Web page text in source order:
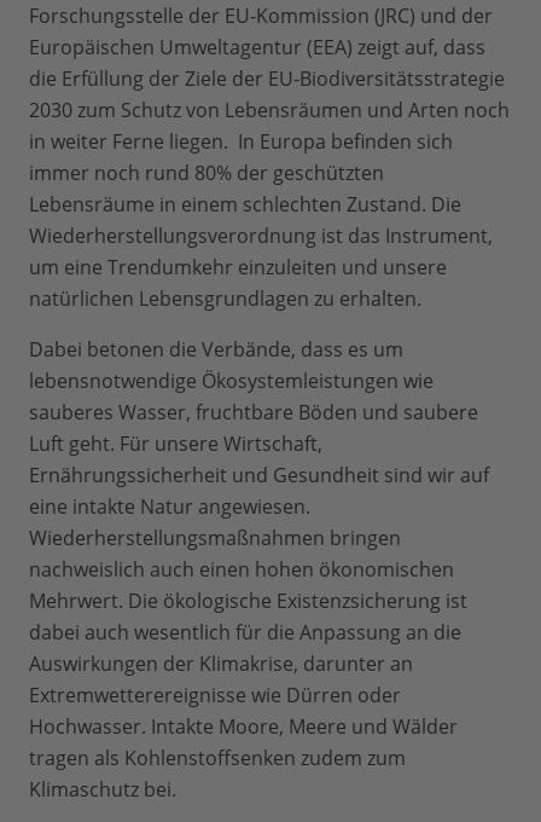
Forschungsstelle der EU-Kommission (JRC) und der
Europäischen Umweltagentur (EEA) zeigt auf, dass
die Erfüllung der Ziele der EU-Biodiversitätsstrategie
2030 zum Schutz von Lebensräumen und Arten noch
in weiter Ferne liegen. In Europa befinden sich
immer noch rund 80% der geschützten
Lebensräume in einem schlechten Zustand. Die
Wiederherstellungsverordnung ist das Instrument,
um eine Trendumkehr einzuleiten und unsere
natürlichen Lebensgrundlagen zu erhalten.
Dabei betonen die Verbände, dass es um
lebensnotwendige Ökosystemleistungen wie
sauberes Wasser, fruchtbare Böden und saubere
Luft geht. Für unsere Wirtschaft,
Ernährungssicherheit und Gesundheit sind wir auf
eine intakte Natur angewiesen.
Wiederherstellungsmaßnahmen bringen
nachweislich auch einen hohen ökonomischen
Mehrwert. Die ökologische Existenzsicherung ist
dabei auch wesentlich für die Anpassung an die
Auswirkungen der Klimakrise, darunter an
Extremwetterereignisse wie Dürren oder
Hochwasser. Intakte Moore, Meere und Wälder
tragen als Kohlenstoffsenken zudem zum
Klimaschutz bei.